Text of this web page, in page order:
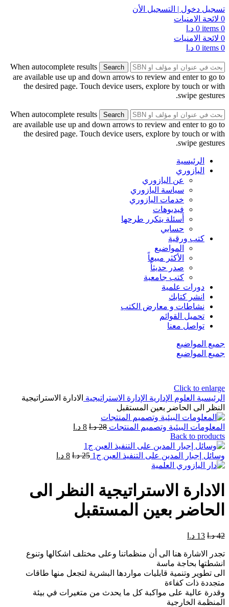
تسجيل دخول | التسجيل الأن
0 لائحة الامنيات
0
items
0 د.ا
0 لائحة الامنيات
0
items
0 د.ا
Search
When autocomplete results
are available use up and down arrows to review and enter to go to
the desired page. Touch device users, explore by touch or with
swipe gestures.
Search
When autocomplete results
are available use up and down arrows to review and enter to go to
the desired page. Touch device users, explore by touch or with
swipe gestures.
الرئيسية
اليازوري
عن اليازوري
سياسة اليازوري
خدمات اليازوري
فيديوهات
أسئلة يتكرر طرحها
حسابي
كتب ورقية
المواضيع
الأكثر مبيعاً
صدر حديثاً
كتب جامعية
دورات علمية
انشر كتابك
نشاطات و معارض الكتب
تحميل القوائم
تواصل معنا
جميع المواضيع
جميع المواضيع
Click to enlarge
الرئيسية العلوم الإدارية الإدارة الاستراتيجية الادارة الاستراتيجية
النظر الى الحاضر بعين المستقبل
المعلومات البيئية وتصميم المنتجات 28 د.ا 8 د.ا
Back to products
وسائل إجبار المدين على التنفيذ العين ج1 25 د.ا 8 د.ا
الادارة الاستراتيجية النظر الى
الحاضر بعين المستقبل
42 د.ا 13 د.ا
تجدر الاشارة هنا الى أن منظماتنا وعلى مختلف اشكالها وتنوع
انشطتها بحاجة ماسة
الى تطوير وتنمية قابليات مواردها البشرية لتجعل منها طاقات
متجددة ذات كفاءة
وقدرة عالية على مواكبة كل ما يحدث من متغيرات في بيئة
المنظمة الخارجية